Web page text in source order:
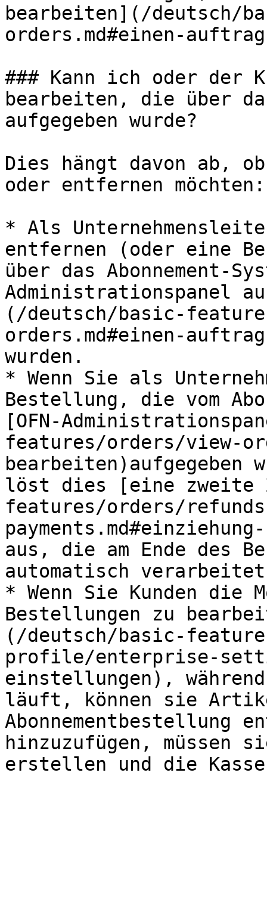
bearbeiten](/deutsch/
orders.md#einen-
### Kann ich oder der
bearbeiten, die über das
aufgegeben wurde?
Dies hängt davon ab,
oder entfernen möchten:
* Als
entfernen (oder eine
über das Abonnement-
Administrationspanel
(/deutsch/basic-
orders.md#einen-
wurden.
* Wenn Sie als
Bestellung, die vom
[OFN-
features/orders/view-
bearbeiten)aufgegeben
löst dies [eine zweite
features/orders/
aus, die am Ende des
automatisch
* Wenn Sie Kunden die
Bestellungen zu
(/deutsch/basic-
profile/enterprise-
einstellungen),
läuft, können sie
Abonnementbestellung
hinzuzufügen, müssen